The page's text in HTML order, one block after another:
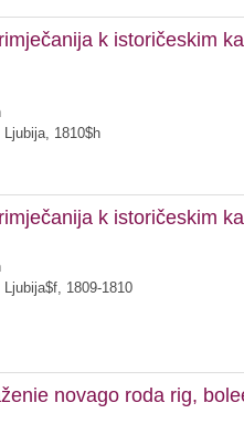
k istoričeskim
1810$h
k istoričeskim
1809-1810
novago roda rig,